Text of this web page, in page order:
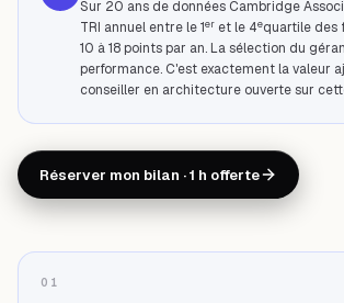
Sur 20 ans de données Cambridge
TRI annuel entre le 1er et le 4equartile des
10 à 18 points par an. La sélection du
performance. C'est exactement la valeur
conseiller en architecture ouverte sur
Réserver mon bilan · 1 h offerte
01